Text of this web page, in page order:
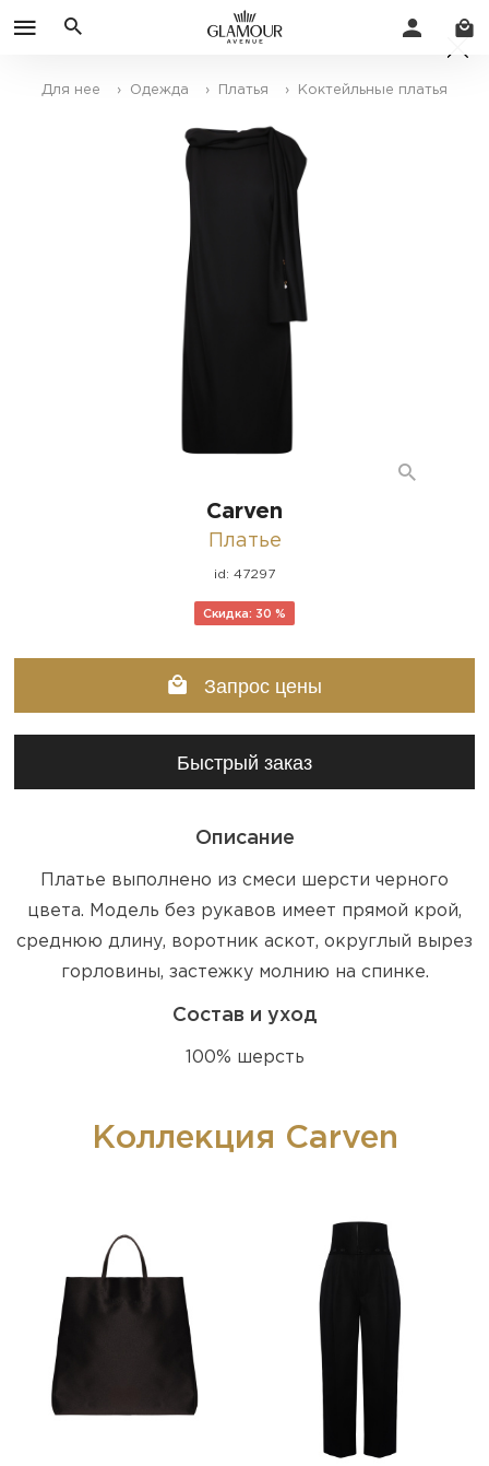
Для нее › Одежда › Платья › Коктейльные платья
Carven
Платье
id: 47297
Скидка: 30 %
Запрос цены
Быстрый заказ
Описание
Платье выполнено из смеси шерсти черного
цвета. Модель без рукавов имеет прямой крой,
среднюю длину, воротник аскот, округлый вырез
горловины, застежку молнию на спинке.
Состав и уход
100% шерсть
Коллекция Carven